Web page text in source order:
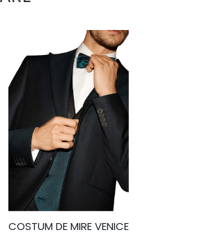
COSTUM DE MIRE VENICE